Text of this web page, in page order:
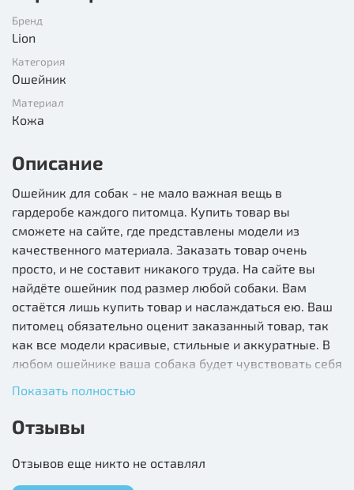
Бренд
Lion
Категория
Ошейник
Материал
Кожа
Описание
Ошейник для собак - не мало важная вещь в
гардеробе каждого питомца. Купить товар вы
сможете на сайте, где представлены модели из
качественного материала. Заказать товар очень
просто, и не составит никакого труда. На сайте вы
найдёте ошейник под размер любой собаки. Вам
остаётся лишь купить товар и наслаждаться ею. Ваш
питомец обязательно оценит заказанный товар, так
как все модели красивые, стильные и аккуратные. В
любом ошейнике ваша собака будет чувствовать себя
Показать полностью
Отзывы
Отзывов еще никто не оставлял